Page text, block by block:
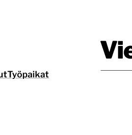
Työpaikat